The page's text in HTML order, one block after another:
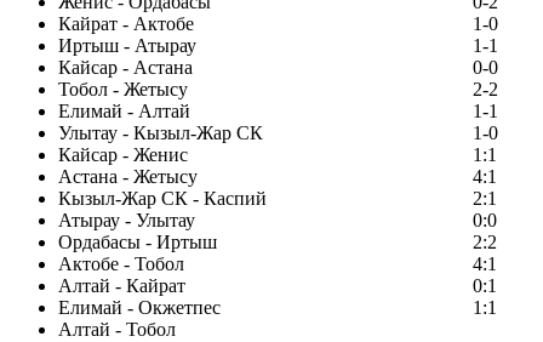
Кайрат - Актобе
1-0
Иртыш - Атырау
1-1
Кайсар - Астана
0-0
Тобол - Жетысу
2-2
Елимай - Алтай
1-1
Улытау - Кызыл-Жар СК
1-0
Кайсар - Женис
1:1
Астана - Жетысу
4:1
Кызыл-Жар СК - Каспий
2:1
Атырау - Улытау
0:0
Ордабасы - Иртыш
2:2
Актобе - Тобол
4:1
Алтай - Кайрат
0:1
Елимай - Окжетпес
1:1
Алтай - Тобол